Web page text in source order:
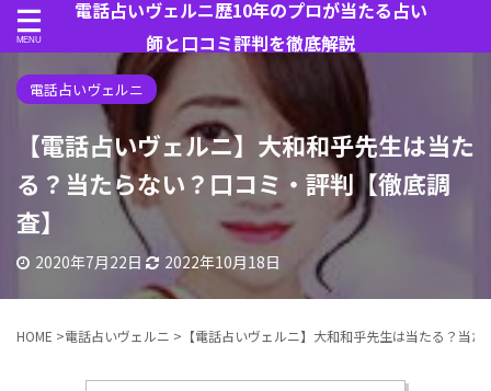
電話占いヴェルニ歴10年のプロが当たる占い
師と口コミ評判を徹底解説
電話占いヴェルニ
【電話占いヴェルニ】大和和乎先生は当た
る？当たらない？口コミ・評判【徹底調
査】
2020年7月22日 2022年10月18日
HOME >電話占いヴェルニ > 【電話占いヴェルニ】大和和乎先生は当たる？当